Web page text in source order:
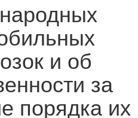
и об
за
порядка их